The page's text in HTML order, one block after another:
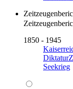
1850 - 1945
Diktatur
Seekrieg